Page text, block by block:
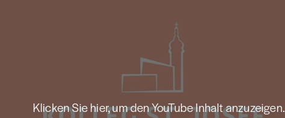
Klicken Sie hier, um den YouTube Inhalt anzuzeigen.